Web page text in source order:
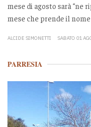
mese di agosto sarà “ne
mese che prende il
ALCIDE SIMONETTI SABATO 01
PARRESIA